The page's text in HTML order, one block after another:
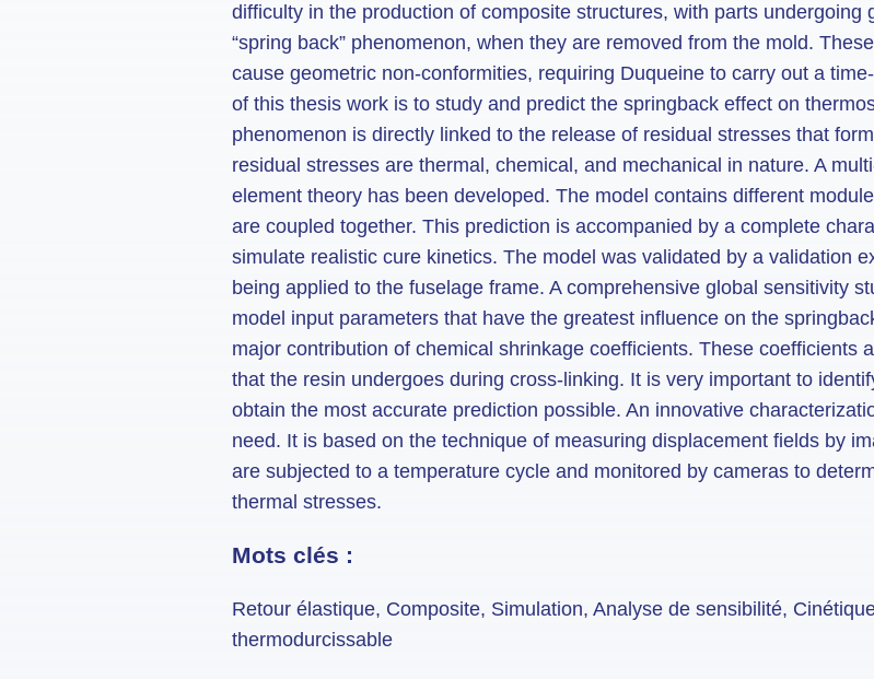
difficulty in the production of composite structures, with parts undergoing
“spring back” phenomenon, when they are removed from the mold.
cause geometric non-conformities, requiring Duqueine to carry out a
of this thesis work is to study and predict the springback effect on
phenomenon is directly linked to the release of residual stresses that
residual stresses are thermal, chemical, and mechanical in nature. A
element theory has been developed. The model contains different
are coupled together. This prediction is accompanied by a complete
simulate realistic cure kinetics. The model was validated by a validation
being applied to the fuselage frame. A comprehensive global sensitivity
model input parameters that have the greatest influence on the
major contribution of chemical shrinkage coefficients. These coefficients
that the resin undergoes during cross-linking. It is very important to
obtain the most accurate prediction possible. An innovative
need. It is based on the technique of measuring displacement fields by
are subjected to a temperature cycle and monitored by cameras to
thermal stresses.
Mots clés :
Retour élastique, Composite, Simulation, Analyse de sensibilité,
thermodurcissable